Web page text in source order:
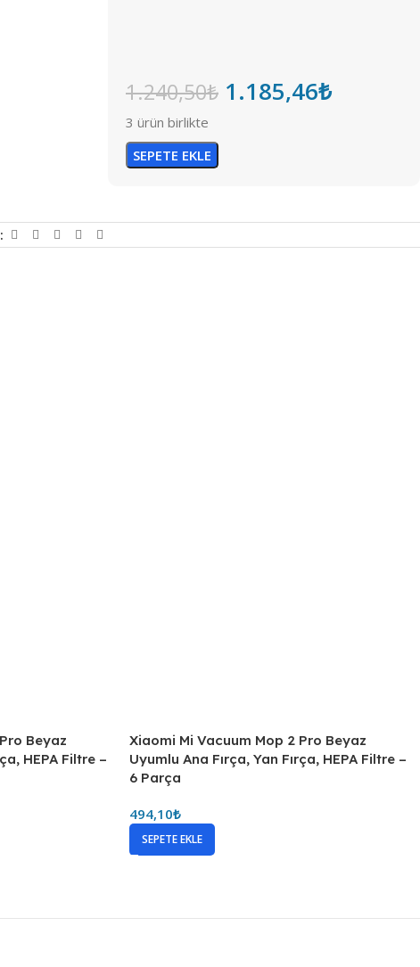
1.240,50₺ 1.185,46₺
3 ürün birlikte
SEPETE EKLE
Beyaz
HEPA Filtre –
Xiaomi Mi Vacuum Mop 2 Pro Beyaz
Uyumlu Ana Fırça, Yan Fırça, HEPA Filtre –
6 Parça
494,10₺
SEPETE EKLE